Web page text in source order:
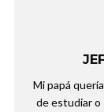
Mi papá
de estudiar o